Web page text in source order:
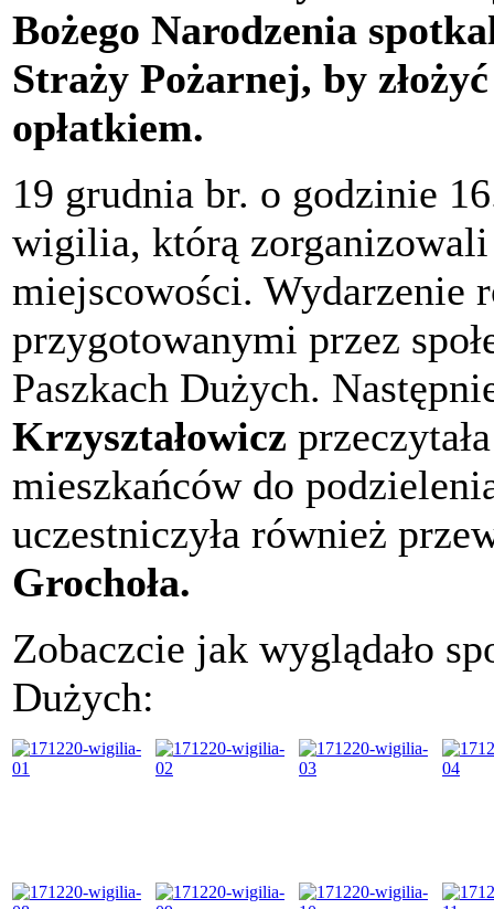
Bożego Narodzenia
Straży Pożarnej, by
opłatkiem.
19 grudnia br. o godzinie
wigilia, którą
miejscowości. Wydarzenie
przygotowanymi przez
Paszkach Dużych.
Krzyształowicz
mieszkańców do
uczestniczyła również
Grochoła.
Zobaczcie jak wyglądało
Dużych: